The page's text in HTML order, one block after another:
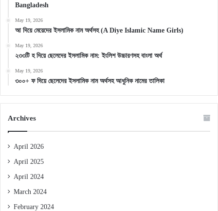
Bangladesh
May 19, 2026
আ দিয়ে মেয়েদের ইসলামিক নাম অর্থসহ (A Diye Islamic Name Girls)
May 19, 2026
২৩৩টি হ দিয়ে ছেলেদের ইসলামিক নাম: ইংলিশ উচ্চারণসহ বাংলা অর্থ
May 19, 2026
৩০০+ ফ দিয়ে ছেলেদের ইসলামিক নাম অর্থসহ আধুনিক নামের তালিকা
Archives
April 2026
April 2025
April 2024
March 2024
February 2024